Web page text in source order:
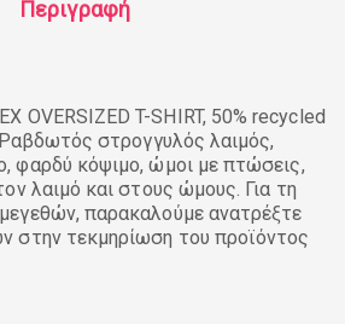
Περιγραφή
OVERSIZED T-SHIRT, 50% recycled
στρογγυλός λαιμός,
φαρδύ κόψιμο, ώμοι με πτώσεις,
λαιμό και στους ώμους. Για τη
παρακαλούμε ανατρέξτε
στην τεκμηρίωση του προϊόντος